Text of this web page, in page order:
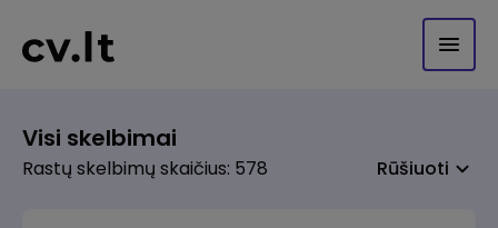
Visi skelbimai
Rastų skelbimų skaičius: 578 Rūšiuoti